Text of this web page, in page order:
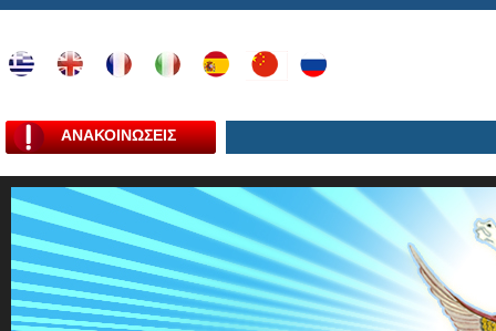
ΑΝΑΚΟΙΝΩΣΕΙΣ